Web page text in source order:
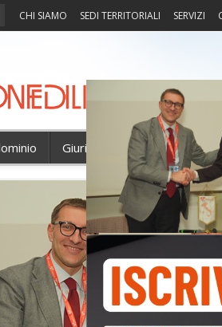
CHI SIAMO SEDI TERRITORIALI SERVIZI
Giurisprudenza Fisco